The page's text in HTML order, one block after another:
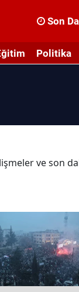
Son
Politika
ve son